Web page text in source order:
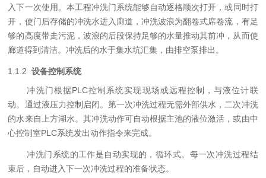
入下一次使用。 本工程冲洗门系统能够自动逐格顺次打开，或同时打
开，使门后存储的冲洗水进入廊道，冲洗波浪为翻卷式席卷流，有足
够的高度带走污泥，波浪的后段保持足够的水量推动其前冲，从而使
廊道得到清洁。冲洗后的水于集水坑汇集，由排空泵排出。
1.1.2 设备控制系统
冲洗门根据PLC控制系统实现现场或远程控制，与液位计联
动。通过液压力控制启闭。第一次冲洗过程无需外部供水，二次冲洗
的水来自上方湖水。其冲洗动作可自动根据主池的液位激活，或由中
心控制室PLC系统发出动作指令来完成。
冲洗门系统的工作是自动实现的，循环式。每一次冲洗过程结
束后，自动进入下一次冲洗过程的准备状态。